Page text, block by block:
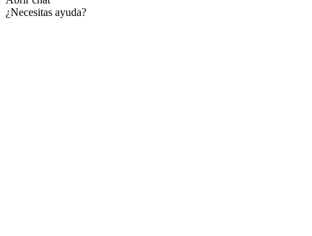
¿Necesitas ayuda?